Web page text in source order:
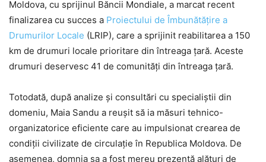
Moldova, cu sprijinul Băncii Mondiale, a marcat recent
finalizarea cu succes a Proiectului de Îmbunătățire a
Drumurilor Locale (LRIP), care a sprijinit reabilitarea a 150
km de drumuri locale prioritare din întreaga țară. Aceste
drumuri deservesc 41 de comunități din întreaga țară.
Totodată, după analize și consultări cu specialiștii din
domeniu, Maia Sandu a reușit să ia măsuri tehnico-
organizatorice eficiente care au impulsionat crearea de
condiții civilizate de circulație în Republica Moldova. De
asemenea, domnia sa a fost mereu prezentă alături de